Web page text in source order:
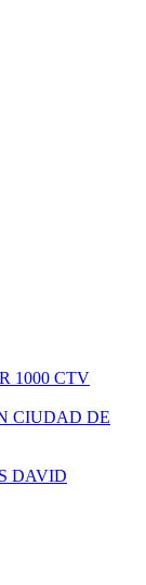
1000 CTV
CIUDAD DE
DAVID